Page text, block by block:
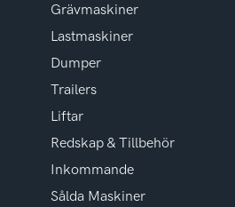
Grävmaskiner
Lastmaskiner
Dumper
Trailers
Liftar
Redskap & Tillbehör
Inkommande
Sålda Maskiner